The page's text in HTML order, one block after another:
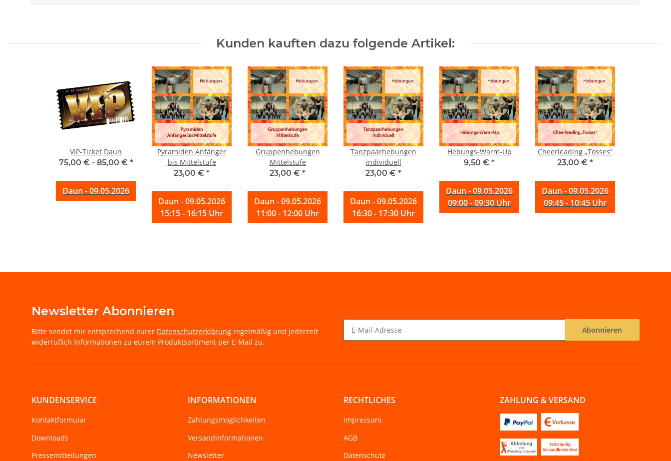
Kunden kauften dazu folgende Artikel:
VIP-Ticket Daun
75,00 € - 85,00 € *
Daun - 09.05.2026
Pyramiden Anfänger
bis Mittelstufe
23,00 € *
Daun - 09.05.2026
15:15 - 16:15 Uhr
Gruppenhebungen
Mittelstufe
23,00 € *
Daun - 09.05.2026
11:00 - 12:00 Uhr
Tanzpaarhebungen
individuell
23,00 € *
Daun - 09.05.2026
16:30 - 17:30 Uhr
Hebungs-Warm-Up
9,50 € *
Daun - 09.05.2026
09:00 - 09:30 Uhr
Cheerleading „Tosses“
23,00 € *
Daun - 09.05.2026
09:45 - 10:45 Uhr
Newsletter Abonnieren
Bitte sendet mir entsprechend eurer Datenschutzerklärung regelmäßig und jederzeit
widerruflich Informationen zu eurem Produktsortiment per E-Mail zu.
Abonnieren
KUNDENSERVICE
Kontaktformular
Downloads
Pressemitteilungen
INFORMATIONEN
Zahlungsmöglichkeiten
Versandinformationen
Newsletter
RECHTLICHES
Impressum
AGB
Datenschutz
ZAHLUNG & VERSAND